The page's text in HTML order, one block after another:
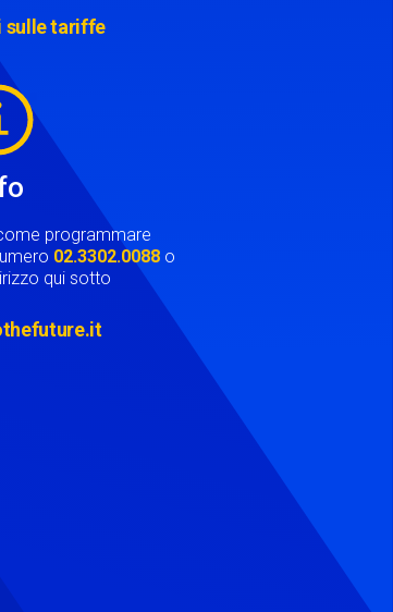
sulle tariffe
programmare
02.3302.0088 o
qui sotto